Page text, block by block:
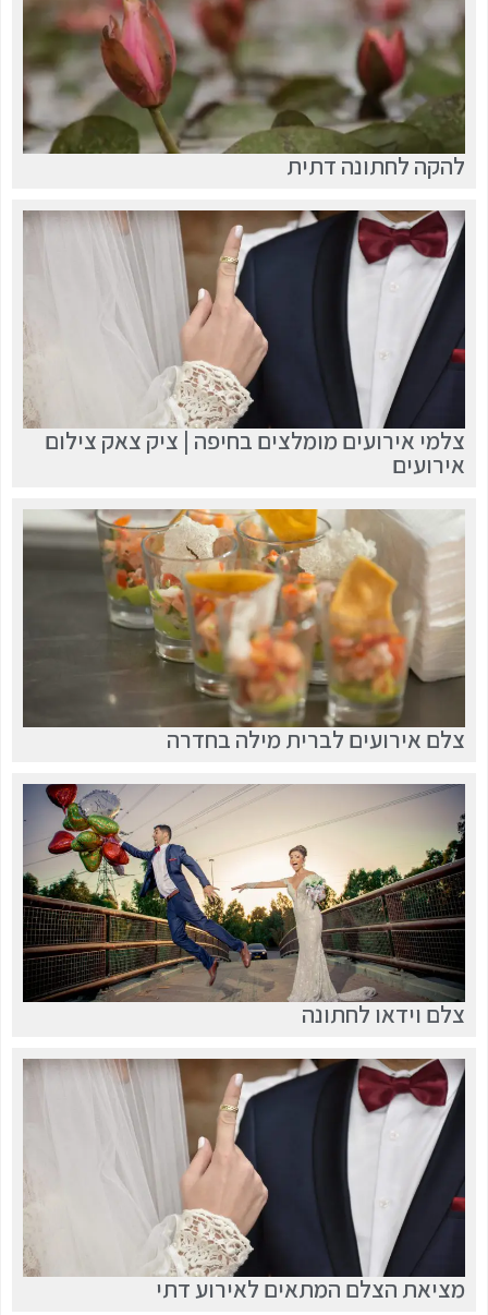
להקה לחתונה דתית
צלמי אירועים מומלצים בחיפה | ציק צאק צילום
אירועים
צלם אירועים לברית מילה בחדרה
צלם וידאו לחתונה
מציאת הצלם המתאים לאירוע דתי